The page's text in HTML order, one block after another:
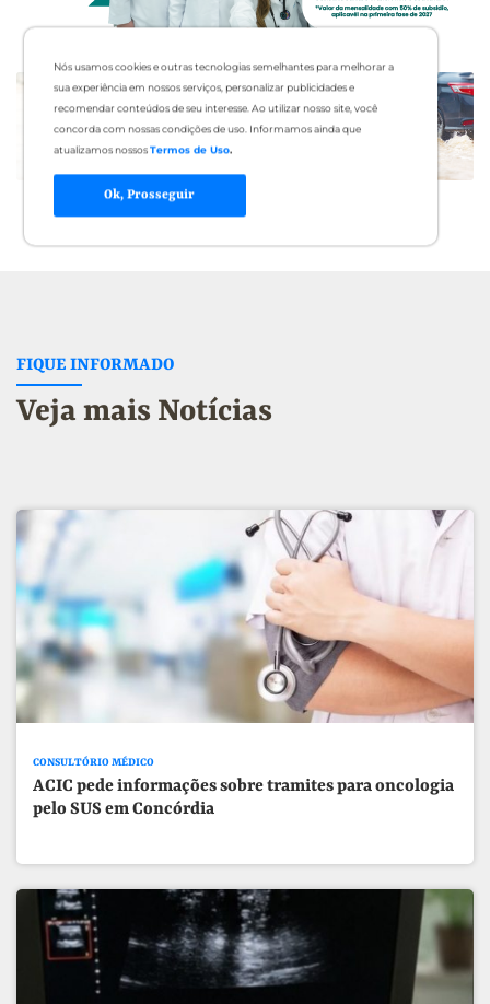
Nós usamos cookies e outras tecnologias semelhantes para melhorar a
sua experiência em nossos serviços, personalizar publicidades e
recomendar conteúdos de seu interesse. Ao utilizar nosso site, você
concorda com nossas condições de uso. Informamos ainda que
atualizamos nossosTermos de Uso.
Ok, Prosseguir
FIQUE INFORMADO
Veja mais Notícias
CONSULTÓRIO MÉDICO
ACIC pede informações sobre tramites para oncologia
pelo SUS em Concórdia